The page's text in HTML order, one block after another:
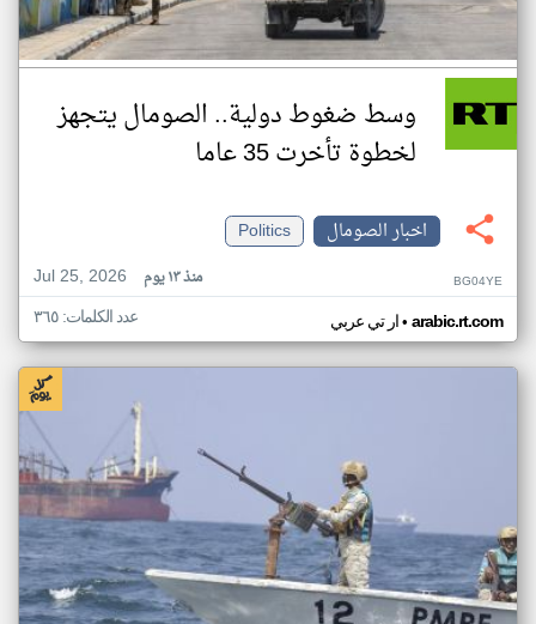
وسط ضغوط دولية.. الصومال يتجهز
لخطوة تأخرت 35 عاما
اخبار الصومال
Politics
Jul 25, 2026
منذ ١٣ يوم BG04YE
ار تي عربي• arabic.rt.com عدد الكلمات: ٣٦٥